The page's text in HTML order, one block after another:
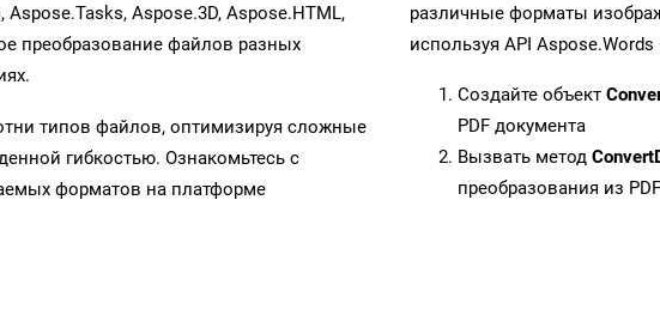
Aspose.3D, Aspose.HTML,
преобразование файлов разных
типов файлов, оптимизируя сложные
гибкостью. Ознакомьтесь с
форматов на платформе
различные форматы
используя API Aspose.Words
Создайте объект
PDF документа
Вызвать метод
преобразования из PDF